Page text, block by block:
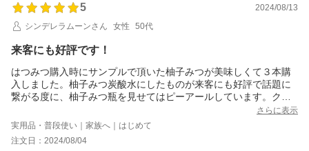
5
2024/08/13
シンデレラムーンさん
女性 50代
来客にも好評です！
はつみつ購入時にサンプルで頂いた柚子みつが美味しくて３本購
入しました。柚子みつ炭酸水にしたものが来客にも好評で話題に
繋がる度に、柚子みつ瓶を見せてはピーアールしています。クー
さらに表示
実用品・普段使い｜家族へ｜はじめて
注文日：2024/08/04